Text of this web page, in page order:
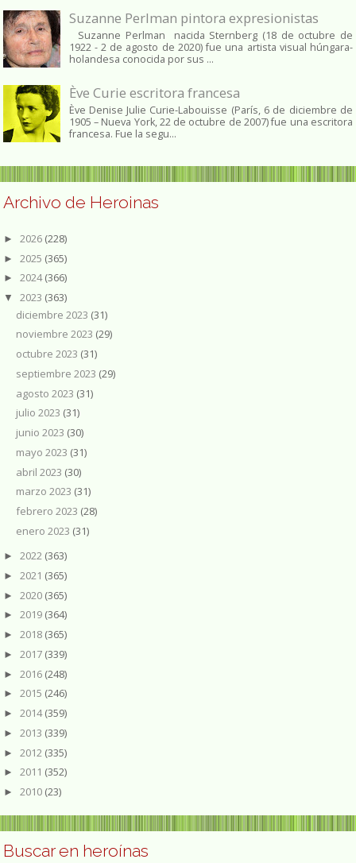
Suzanne Perlman pintora expresionistas
Suzanne Perlman nacida Sternberg (18 de octubre de
1922 - 2 de agosto de 2020) fue una artista visual húngara-
holandesa conocida por sus ...
Ève Curie escritora francesa
Ève Denise Julie Curie-Labouisse (París, 6 de diciembre de
1905 – Nueva York, 22 de octubre de 2007) fue una escritora
francesa. Fue la segu...
Archivo de Heroinas
► 2026 (228)
► 2025 (365)
► 2024(366)
▼ 2023 (363)
diciembre 2023 (31)
noviembre 2023 (29)
octubre 2023 (31)
septiembre 2023 (29)
agosto 2023 (31)
julio 2023 (31)
junio 2023 (30)
mayo 2023 (31)
abril 2023 (30)
marzo 2023 (31)
febrero 2023 (28)
enero 2023 (31)
► 2022 (363)
► 2021 (365)
► 2020 (365)
► 2019 (364)
► 2018 (365)
► 2017 (339)
► 2016 (248)
► 2015 (246)
► 2014(359)
► 2013 (339)
► 2012 (335)
► 2011 (352)
► 2010 (23)
Buscar en heroínas